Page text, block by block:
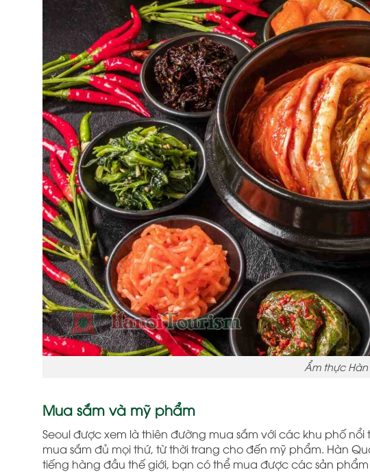
Ẩm thực
Mua sắm và mỹ phẩm
Seoul được xem là thiên đường mua sắm với các khu phố
mua sắm đủ mọi thứ, từ thời trang cho đến mỹ phẩm. Hàn
tiếng hàng đầu thế giới, bạn có thể mua được các sản